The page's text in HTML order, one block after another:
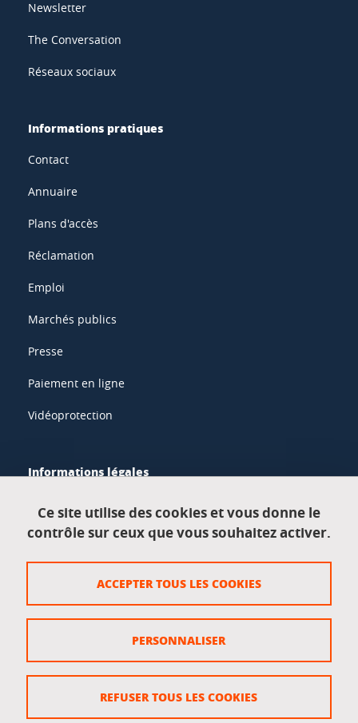
Newsletter
The Conversation
Réseaux sociaux
Informations pratiques
Contact
Annuaire
Plans d'accès
Réclamation
Emploi
Marchés publics
Presse
Paiement en ligne
Vidéoprotection
Informations légales
Données personnelles
Crédits
Gestion des cookies
Accessibilité : non conforme
Ce site utilise des cookies et vous donne le
contrôle sur ceux que vous souhaitez activer.
ACCEPTER TOUS LES COOKIES
REFUSER TOUS LES COOKIES
PERSONNALISER